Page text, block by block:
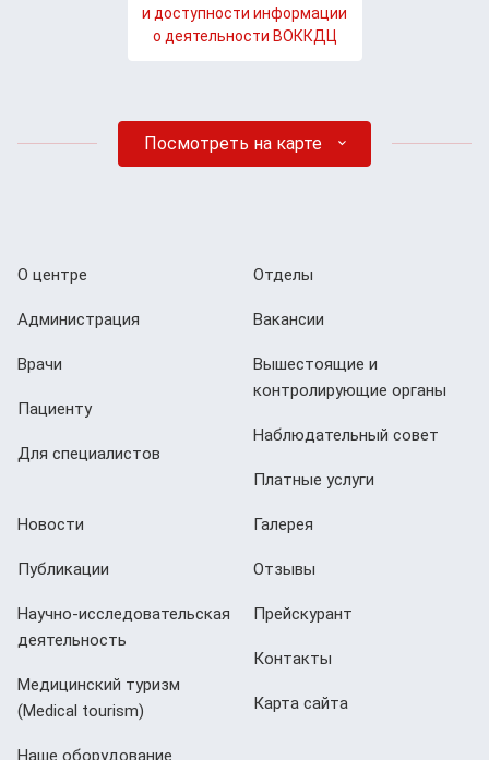
и доступности информации
о деятельности ВОККДЦ
Посмотреть на карте
О центре
Администрация
Врачи
Пациенту
Для специалистов
Отделы
Вакансии
Вышестоящие и
контролирующие органы
Наблюдательный совет
Платные услуги
Новости
Публикации
Научно-исследовательская
деятельность
Медицинский туризм
(Мedical tourism)
Наше оборудование
Галерея
Отзывы
Прейскурант
Контакты
Карта сайта